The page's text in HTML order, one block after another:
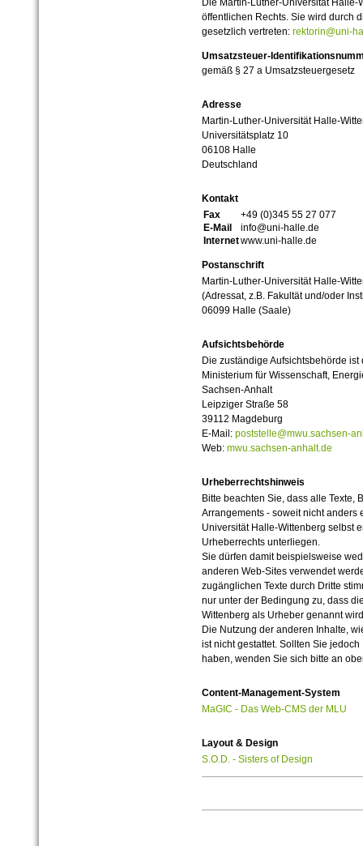
Die Martin-Luther-Universität
öffentlichen Rechts. Sie wird durch
gesetzlich vertreten: rektorin@uni-
Umsatzsteuer-
gemäß § 27 a Umsatzsteuergesetz
Adresse
Martin-Luther-Universität Halle-
Universitätsplatz 10
06108 Halle
Deutschland
Kontakt
Fax
+49 (0)345 55 27 077
E-Mail
info@uni-halle.de
Internetwww.uni-halle.de
Postanschrift
Martin-Luther-Universität Halle-
(Adressat, z.B. Fakultät und/oder
06099 Halle (Saale)
Aufsichtsbehörde
Die zuständige Aufsichtsbehörde ist
Ministerium für Wissenschaft,
Sachsen-Anhalt
Leipziger Straße 58
39112 Magdeburg
E-Mail: poststelle@mwu.sachsen-
Web: mwu.sachsen-anhalt.de
Urheberrechtshinweis
Bitte beachten Sie, dass alle Texte,
Arrangements - soweit nicht anders
Universität Halle-Wittenberg selbst
Urheberrechts unterliegen.
Sie dürfen damit beispielsweise
anderen Web-Sites verwendet
zugänglichen Texte durch Dritte
nur unter der Bedingung zu, dass
Wittenberg als Urheber genannt
Die Nutzung der anderen Inhalte,
ist nicht gestattet. Sollten Sie
haben, wenden Sie sich bitte an
Content-Management-System
MaGIC - Das Web-CMS der MLU
Layout & Design
S.O.D. - Sisters of Design